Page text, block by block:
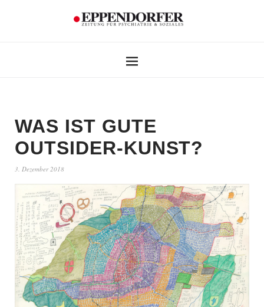
WAS IST GUTE
OUTSIDER-KUNST?
3. Dezember 2018